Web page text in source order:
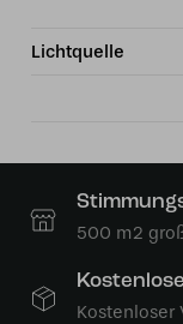
Lichtquelle
500 m2
Kostenloser